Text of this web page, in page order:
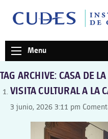
Menu
TAG ARCHIVE: CASA DE
VISITA CULTURAL A LA
3 junio, 2026 3:11 pm